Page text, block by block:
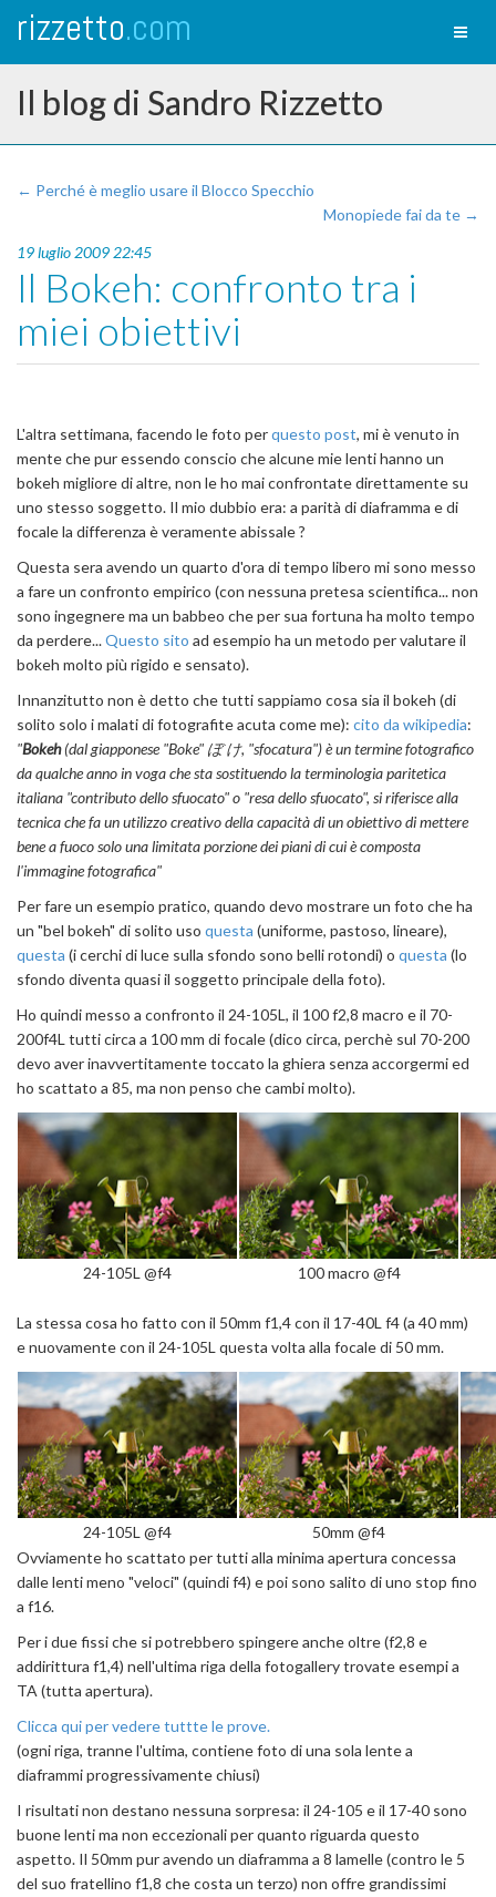
rizzetto.com
Il blog di Sandro Rizzetto
← Perché è meglio usare il Blocco Specchio
Monopiede fai da te →
19 luglio 2009 22:45
Il Bokeh: confronto tra i
miei obiettivi
L'altra settimana, facendo le foto perquesto post, mi è venuto in
mente che pur essendo conscio che alcune mie lenti hanno un
bokeh migliore di altre, non le ho mai confrontate direttamente su
uno stesso soggetto. Il mio dubbio era: a parità di diaframma e di
focale la differenza è veramente abissale ?
Questa sera avendo un quarto d'ora di tempo libero mi sono messo
a fare un confronto empirico (con nessuna pretesa scientifica... non
sono ingegnere ma un babbeo che per sua fortuna ha molto tempo
da perdere...Questo sito ad esempio ha un metodo per valutare il
bokeh molto più rigido e sensato).
Innanzitutto non è detto che tutti sappiamo cosa sia il bokeh (di
solito solo i malati di fotografite acuta come me): cito da wikipedia:
"Bokeh(dal giapponese "Boke" ぼ け, "sfocatura") è un termine fotografico
da qualche anno in voga che sta sostituendo la terminologia paritetica
italiana "contributo dello sfuocato" o "resa dello sfuocato", si riferisce alla
tecnica che fa un utilizzo creativo della capacità di un obiettivo di mettere
bene a fuoco solo una limitata porzione dei piani di cui è composta
l'immagine fotografica"
Per fare un esempio pratico, quando devo mostrare un foto che ha
un "bel bokeh" di solito uso questa (uniforme, pastoso, lineare),
questa (i cerchi di luce sulla sfondo sono belli rotondi) o questa (lo
sfondo diventa quasi il soggetto principale della foto).
Ho quindi messo a confronto il 24-105L, il 100 f2,8 macro e il 70-
200f4L tutti circa a 100 mm di focale (dico circa, perchè sul 70-200
devo aver inavvertitamente toccato la ghiera senza accorgermi ed
ho scattato a 85, ma non penso che cambi molto).
24-105L @f4 100 macro @f4
La stessa cosa ho fatto con il 50mm f1,4 con il 17-40L f4 (a 40 mm)
e nuovamente con il 24-105L questa volta alla focale di 50 mm.
24-105L @f4
50mm @f4
Ovviamente ho scattato per tutti alla minima apertura concessa
dalle lenti meno "veloci" (quindi f4) e poi sono salito di uno stop fino
a f16.
Per i due fissi che si potrebbero spingere anche oltre (f2,8 e
addirittura f1,4) nell'ultima riga della fotogallery trovate esempi a
TA (tutta apertura).
Clicca qui per vedere tuttte le prove.
(ogni riga, tranne l'ultima, contiene foto di una sola lente a
diaframmi progressivamente chiusi)
I risultati non destano nessuna sorpresa: il 24-105 e il 17-40 sono
buone lenti ma non eccezionali per quanto riguarda questo
aspetto. Il 50mm pur avendo un diaframma a 8 lamelle (contro le 5
del suo fratellino f1,8 che costa un terzo) non offre grandissimi